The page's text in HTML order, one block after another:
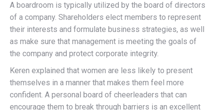
A boardroom is typically utilized by the board of directors
of a company. Shareholders elect members to represent
their interests and formulate business strategies, as well
as make sure that management is meeting the goals of
the company and protect corporate integrity.
Keren explained that women are less likely to present
themselves in a manner that makes them feel more
confident. A personal board of cheerleaders that can
encourage them to break through barriers is an excellent